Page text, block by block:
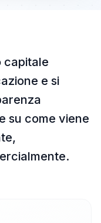
capitale
e si
su come viene